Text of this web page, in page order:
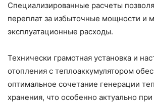
Специализированные расчеты
переплат за избыточные мощности и
эксплуатационные расходы.
Технически грамотная установка и
отопления с теплоаккумулятором
оптимальное сочетание генерации
хранения, что особенно актуально